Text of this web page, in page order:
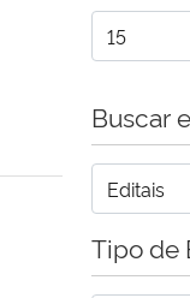
Buscar
Tipo de